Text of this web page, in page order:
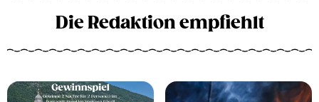
Die Redaktion empfiehlt